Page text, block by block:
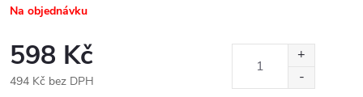
Na objednávku
598 Kč
494 Kč bez DPH